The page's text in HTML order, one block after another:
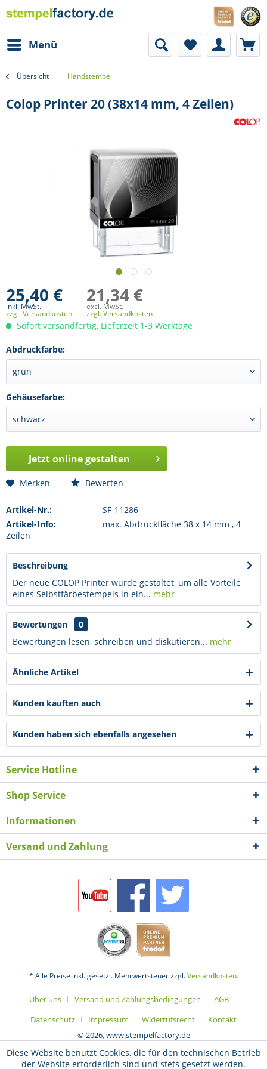
Menü
Übersicht Handstempel
Colop Printer 20 (38x14 mm, 4 Zeilen)
25,40 €
inkl. MwSt.
zzgl. Versandkosten
21,34 €
excl. MwSt.
zzgl. Versandkosten
Sofort versandfertig, Lieferzeit 1-3 Werktage
Abdruckfarbe:
Gehäusefarbe:
Jetzt online gestalten
Merken Bewerten
Artikel-Nr.:
SF-11286
Artikel-Info:
max. Abdruckfläche 38 x 14 mm , 4
Zeilen
Beschreibung
Der neue COLOP Printer wurde gestaltet, um alle Vorteile
eines Selbstfärbestempels in ein... mehr
Bewertungen
0
Bewertungen lesen, schreiben und diskutieren... mehr
Ähnliche Artikel
Kunden kauften auch
Kunden haben sich ebenfalls angesehen
Service Hotline
Shop Service
Informationen
Versand und Zahlung
* Alle Preise inkl. gesetzl. Mehrwertsteuer zzgl.Versandkosten.
Über uns Versand und Zahlungsbedingungen
AGB
Datenschutz
Impressum Widerrufsrecht
Kontakt
© 2026, www.stempelfactory.de
Diese Website benutzt Cookies, die für den technischen Betrieb
der Website erforderlich sind und stets gesetzt werden.